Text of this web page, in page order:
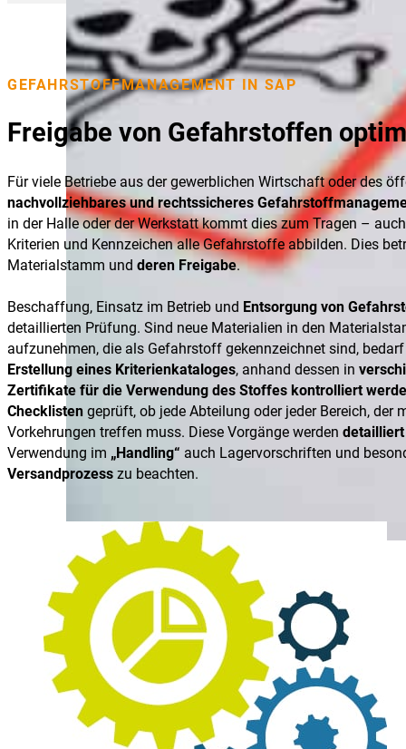
GEFAHRSTOFFMANAGEMENT IN SAP
Freigabe von Gefahrstoffen
Für viele Betriebe aus der gewerblichen Wirtschaft oder des
nachvollziehbares und rechtssicheres
in der Halle oder der Werkstatt kommt dies zum Tragen –
Kriterien und Kennzeichen alle Gefahrstoffe abbilden. Dies
Materialstamm und deren Freigabe.
Beschaffung, Einsatz im Betrieb und Entsorgung von
detaillierten Prüfung. Sind neue Materialien in den
aufzunehmen, die als Gefahrstoff gekennzeichnet sind,
Erstellung eines Kriterienkataloges, anhand dessen in
Zertifikate für die Verwendung des Stoffes kontrolliert
Checklisten geprüft, ob jede Abteilung oder jeder Bereich,
Vorkehrungen treffen muss. Diese Vorgänge werden
Verwendung im „Handling“ auch Lagervorschriften und
Versandprozess zu beachten.